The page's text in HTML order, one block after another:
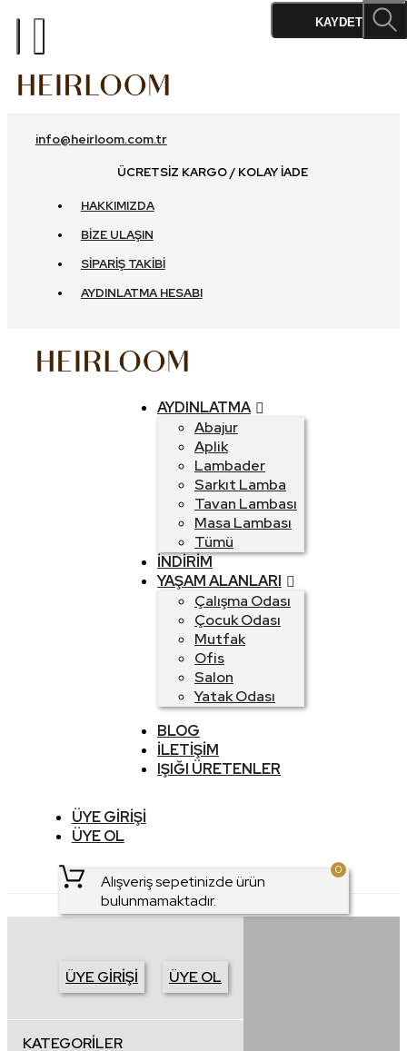
info@heirloom.com.tr
ÜCRETSIZ KARGO / KOLAY İADE
HAKKIMIZDA
BIZE ULAŞIN
SIPARIŞ TAKIBI
AYDINLATMA HESABI
AYDINLATMA
Abajur
Aplik
Lambader
Sarkıt Lamba
Tavan Lambası
Masa Lambası
Tümü
İNDIRIM
YAŞAM ALANLARI
Çalışma Odası
Çocuk Odası
Mutfak
Ofis
Salon
Yatak Odası
BLOG
İLETIŞIM
IŞIĞI ÜRETENLER
ÜYE GIRIŞI
ÜYE OL
0
Alışveriş sepetinizde ürün
bulunmamaktadır.
ÜYE GIRIŞI ÜYE OL
KATEGORILER
%10
%10
KAYDET